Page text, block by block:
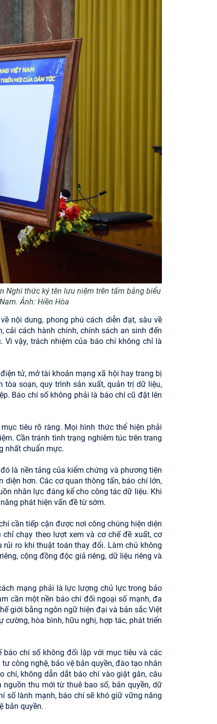
Nghi thức ký tên lưu niệm trên tấm bảng biểu
Ảnh: Hiền Hòa
nội dung, phong phú cách diễn đạt, sâu về
cải cách hành chính, chính sách an sinh đến
vậy, trách nhiệm của báo chí không chỉ là
tử, mở tài khoản mạng xã hội hay trang bị
soạn, quy trình sản xuất, quản trị dữ liệu,
Báo chí số không phải là báo chí cũ đặt lên
tiêu rõ ràng. Mọi hình thức thể hiện phải
Cần tránh tình trạng nghiêm túc trên trang
nhất chuẩn mực.
là nền tảng của kiểm chứng và phương tiện
hơn. Các cơ quan thông tấn, báo chí lớn,
nhân lực đáng kể cho công tác dữ liệu. Khi
phát hiện vấn đề từ sớm.
cần tiếp cận được nơi công chúng hiện diện
chạy theo lượt xem và cơ chế đề xuất, cơ
ro khi thuật toán thay đổi. Làm chủ không
cộng đồng độc giả riêng, dữ liệu riêng và
mạng phải là lực lượng chủ lực trong bảo
cần một nền báo chí đối ngoại số mạnh, đa
giới bằng ngôn ngữ hiện đại và bản sắc Việt
hòa bình, hữu nghị, hợp tác, phát triển
chí số không đối lập với mục tiêu và các
công nghệ, bảo vệ bản quyền, đào tạo nhân
chí, không dẫn dắt báo chí vào giật gân, câu
thu mới từ thuê bao số, bản quyền, dữ
số lành mạnh, báo chí sẽ khó giữ vững năng
bản quyền.